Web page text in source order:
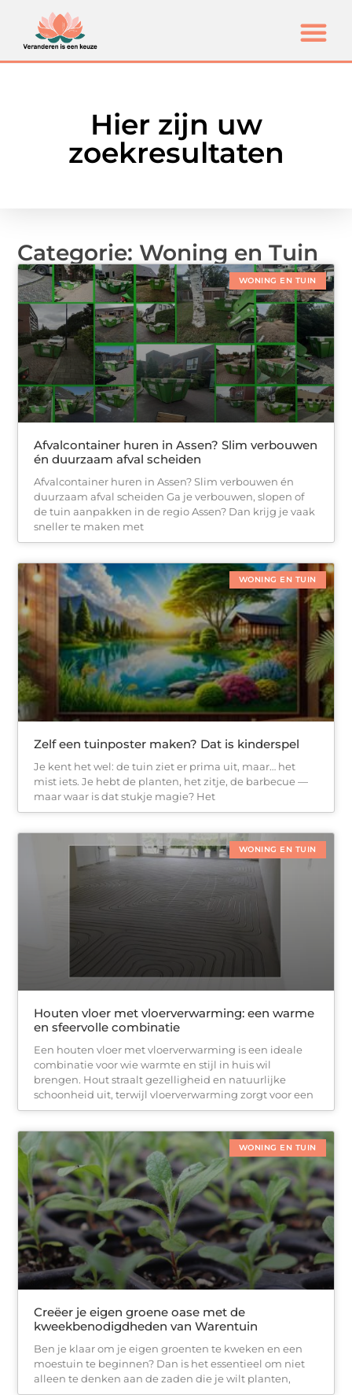
Hier zijn uw
zoekresultaten
Categorie: Woning en Tuin
WONING EN TUIN
Afvalcontainer huren in Assen? Slim verbouwen
én duurzaam afval scheiden
Afvalcontainer huren in Assen? Slim verbouwen én
duurzaam afval scheiden Ga je verbouwen, slopen of
de tuin aanpakken in de regio Assen? Dan krijg je vaak
sneller te maken met
WONING EN TUIN
Zelf een tuinposter maken? Dat is kinderspel
Je kent het wel: de tuin ziet er prima uit, maar… het
mist iets. Je hebt de planten, het zitje, de barbecue —
maar waar is dat stukje magie? Het
WONING EN TUIN
Houten vloer met vloerverwarming: een warme
en sfeervolle combinatie
Een houten vloer met vloerverwarming is een ideale
combinatie voor wie warmte en stijl in huis wil
brengen. Hout straalt gezelligheid en natuurlijke
schoonheid uit, terwijl vloerverwarming zorgt voor een
WONING EN TUIN
Creëer je eigen groene oase met de
kweekbenodigdheden van Warentuin
Ben je klaar om je eigen groenten te kweken en een
moestuin te beginnen? Dan is het essentieel om niet
alleen te denken aan de zaden die je wilt planten,